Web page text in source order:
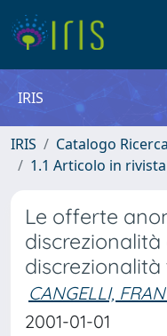
IRIS
IRIS Catalogo Ricerca
1.1 Articolo in rivista
Le offerte
CANGELLI,
2001-01-01